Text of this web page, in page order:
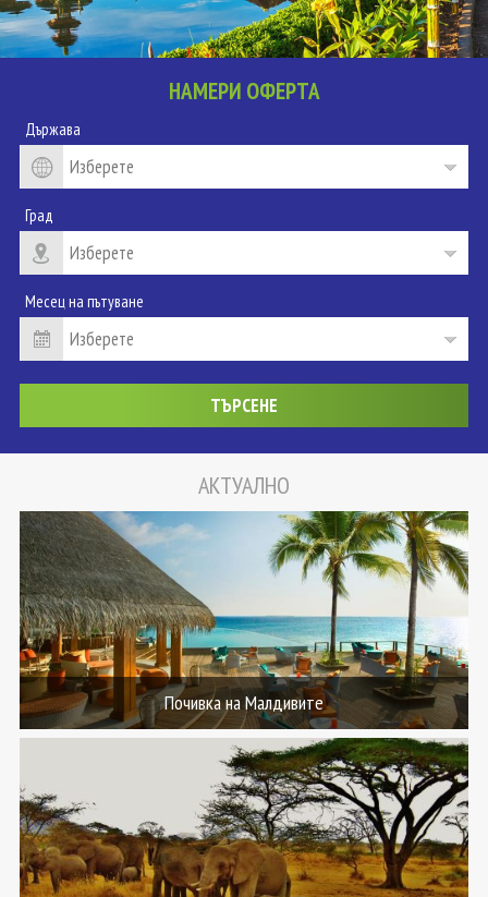
НАМЕРИ ОФЕРТА
Държава
Град
Месец на пътуване
АКТУАЛНО
Почивка на Малдивите